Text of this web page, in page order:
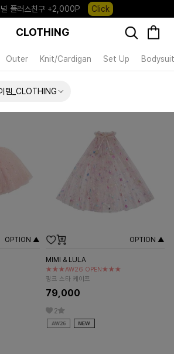
널 플러스친구 +2,000P
Click
앱 다운로드 +3,000P
CLOTHING
Outer Knit/Cardigan Set Up Bodysuit
템_CLOTHING
OPTION ▲ OPTION ▲
MIMI & LULA
★★★AW26 OPEN★★★
핑크 스타 케이프
79,000
2